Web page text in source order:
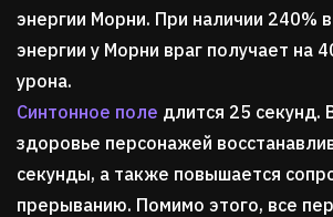
энергии Морни. При наличии 240%
энергии у Морни враг получает на
урона.
Синтонное поле длится 25 секунд.
здоровье персонажей
секунды, а также повышается
прерыванию. Помимо этого, все